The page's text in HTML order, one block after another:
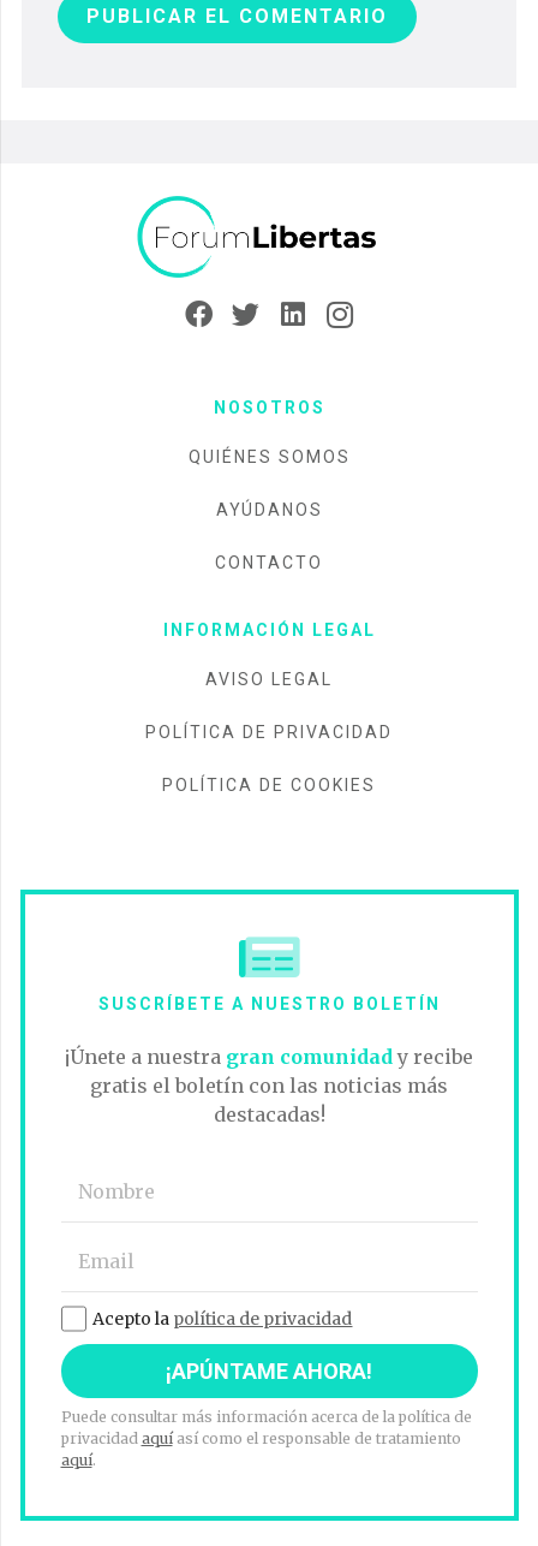
PUBLICAR EL COMENTARIO
NOSOTROS
QUIÉNES SOMOS
AYÚDANOS
CONTACTO
INFORMACIÓN LEGAL
AVISO LEGAL
POLÍTICA DE PRIVACIDAD
POLÍTICA DE COOKIES
SUSCRÍBETE A NUESTRO BOLETÍN
¡Únete a nuestra gran comunidad y recibe
gratis el boletín con las noticias más
destacadas!
Acepto la política de privacidad
Puede consultar más información acerca de la política de
privacidad aquíasí como el responsable de tratamiento
aquí.